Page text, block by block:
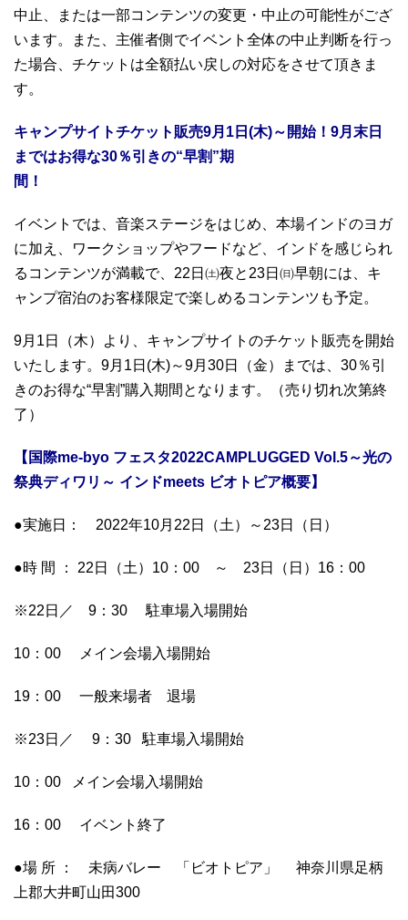
中止、または一部コンテンツの変更・中止の可能性がござ
います。また、主催者側でイベント全体の中止判断を行っ
た場合、チケットは全額払い戻しの対応をさせて頂きま
す。
キャンプサイトチケット販売9月1日(木)～開始！9月末日
まではお得な30％引きの“早割”期
間！
イベントでは、音楽ステージをはじめ、本場インドのヨガ
に加え、ワークショップやフードなど、インドを感じられ
るコンテンツが満載で、22日㈯夜と23日㈰早朝には、キ
ャンプ宿泊のお客様限定で楽しめるコンテンツも予定。
9月1日（木）より、キャンプサイトのチケット販売を開始
いたします。9月1日(木)～9月30日（金）までは、30％引
きのお得な“早割”購入期間となります。（売り切れ次第終
了）
【国際me-byo フェスタ2022CAMPLUGGED Vol.5～光の
祭典ディワリ～ インドmeets ビオトピア概要】
●実施日： 2022年10月22日（土）～23日（日）
●時 間 ： 22日（土）10：00 ～ 23日（日）16：00
※22日／ 9：30 駐車場入場開始
10：00 メイン会場入場開始
19：00 一般来場者 退場
※23日／ 9：30 駐車場入場開始
10：00 メイン会場入場開始
16：00 イベント終了
●場 所 ： 未病バレー 「ビオトピア」 神奈川県足柄
上郡大井町山田300